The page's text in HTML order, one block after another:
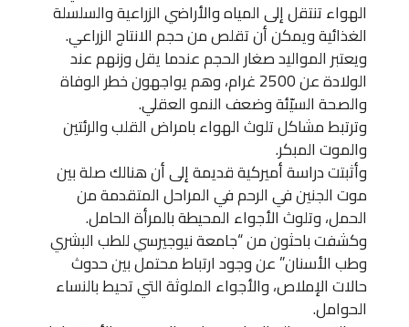
الهواء تنتقل إلى المياه والأراضي الزراعية والسلسلة
الغذائية ويمكن أن تقلص من حجم الانتاج الزراعي.
ويعتبر المواليد صغار الحجم عندما يقل وزنهم عند
الولادة عن 2500 غرام، وهم يواجهون خطر الوفاة
والصحة السيّئة وضعف النمو العقلي.
وترتبط مشاكل تلوث الهواء بامراض القلب والرئتين
والموت المبكر.
وأثبتت دراسة أميركية قديمة إلى أن هنالك صلة بين
موت الجنين في الرحم في المراحل المتقدمة من
الحمل، وتلوث الأجواء المحيطة بالمرأة الحامل.
وكشفت باحثون من “جامعة نيوجيرسي للطب البشري
وطب الأسنان” عن وجود ارتباط محتمل بين حدوث
حالات الإملاص، والأجواء الملوثة التي تحيط بالنساء
الحوامل.